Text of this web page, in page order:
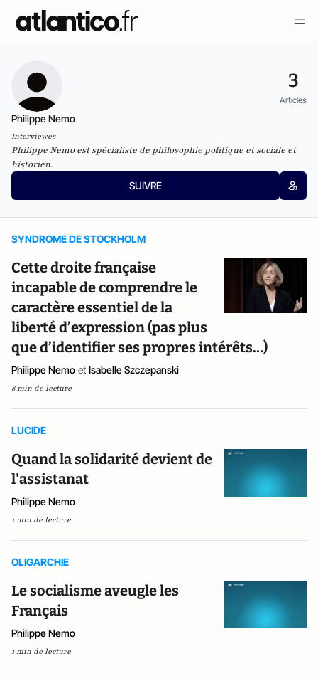
3
Articles
Philippe Nemo
Interviewes
Philippe Nemo est spécialiste de philosophie politique et sociale et
historien.
SUIVRE
SYNDROME DE STOCKHOLM
Cette droite française
incapable de comprendre le
caractère essentiel de la
liberté d’expression (pas plus
que d’identifier ses propres intérêts…)
Philippe Nemo et Isabelle Szczepanski
8 min de lecture
LUCIDE
Quand la solidarité devient de
l'assistanat
Philippe Nemo
1 min de lecture
OLIGARCHIE
Le socialisme aveugle les
Français
Philippe Nemo
1 min de lecture